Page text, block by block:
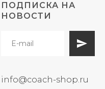
ПОДПИСКА НА
НОВОСТИ
info@coach-shop.ru